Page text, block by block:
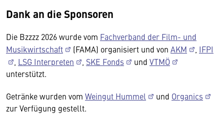
Dank an die Sponsoren
Die Bzzzz 2026 wurde vom Fachverband der Film- und
Musikwirtschaft
(FAMA) organisiert und von AKM
IFPI
LSG Interpreten SKE Fonds und VTMÖ
unterstützt.
Getränke wurden vom Weingut Hummel und Organics
zur Verfügung gestellt.